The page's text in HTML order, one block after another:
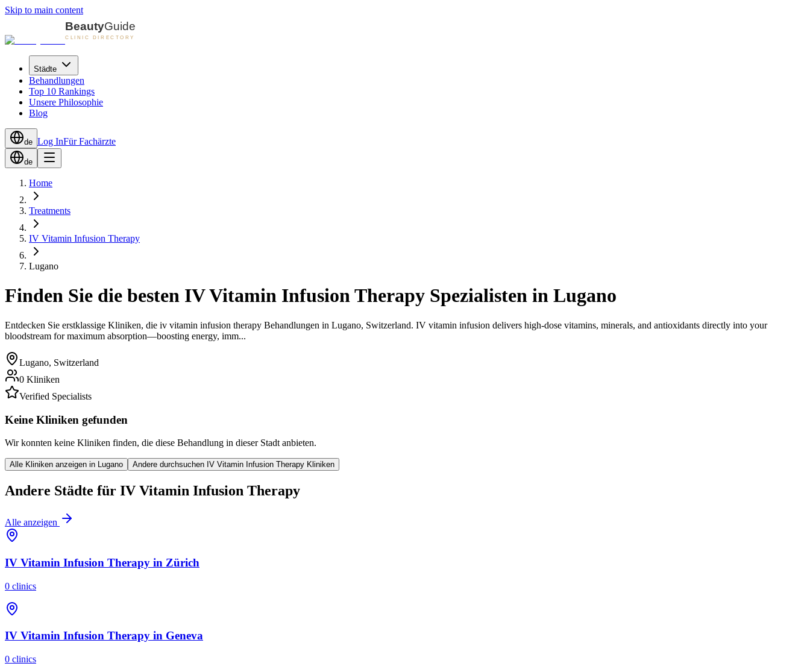
Skip to main content
Städte
Behandlungen
Top 10 Rankings
Unsere Philosophie
Blog
de Log InFür Fachärzte
de
Home
Treatments
IV Vitamin Infusion Therapy
Lugano
Finden Sie die besten IV Vitamin Infusion Therapy Spezialisten in Lugano
Entdecken Sie erstklassige Kliniken, die iv vitamin infusion therapy Behandlungen in Lugano, Switzerland. IV vitamin infusion delivers high-dose vitamins, minerals, and antioxidants directly into your
bloodstream for maximum absorption—boosting energy, imm...
Lugano, Switzerland
0 Kliniken
Verified Specialists
Keine Kliniken gefunden
Wir konnten keine Kliniken finden, die diese Behandlung in dieser Stadt anbieten.
Alle Kliniken anzeigen in Lugano Andere durchsuchen IV Vitamin Infusion Therapy Kliniken
Andere Städte für IV Vitamin Infusion Therapy
Alle anzeigen
IV Vitamin Infusion Therapy in Zürich
0 clinics
IV Vitamin Infusion Therapy in Geneva
0 clinics